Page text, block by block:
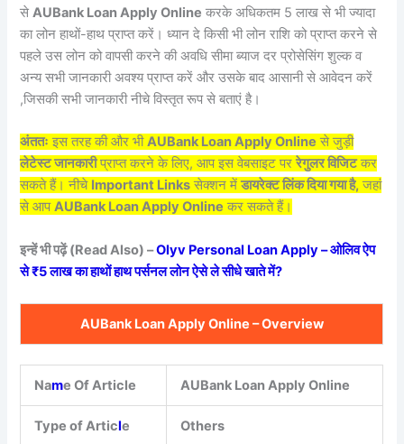
सेAUBank Loan Apply Online करके अधिकतम 5 लाख से भी ज्यादा
का लोन हाथों-हाथ प्राप्त करें। ध्यान दे किसी भी लोन राशि को प्राप्त करने से
पहले उस लोन को वापसी करने की अवधि सीमा ब्याज दर प्रोसेसिंग शुल्क व
अन्य सभी जानकारी अवश्य प्राप्त करें और उसके बाद आसानी से आवेदन करें
,जिसकी सभी जानकारी नीचे विस्तृत रूप से बताएं है।
अंततः इस तरह की और भीAUBank Loan Apply Online से जुड़ी
लेटेस्ट जानकारीप्राप्त करने के लिए, आप इस वेबसाइट पररेगुलर विजिटकर
सकते हैं। नीचे Important Links सेक्शन मेंडायरेक्ट लिंक दिया गया है, जहां
से आपAUBank Loan Apply Online कर सकते हैं।
इन्हें भी पढ़ें (Read Also) –Olyv Personal Loan Apply – ओलिव ऐप
से ₹5 लाख का हाथों हाथ पर्सनल लोन ऐसे ले सीधे खाते में?
AUBank Loan Apply Online – Overview
Name Of Article AUBank Loan Apply Online
Type of Article Others